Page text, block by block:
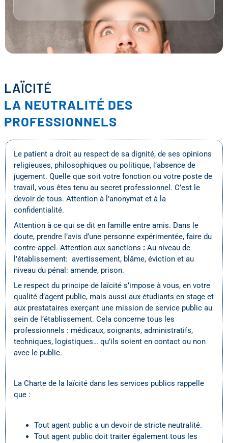
LAÏCITÉ
LA NEUTRALITÉ DES
PROFESSIONNELS
Le patient a droit au respect de sa dignité, de ses opinions
religieuses, philosophiques ou politique, l’absence de
jugement. Quelle que soit votre fonction ou votre poste de
travail, vous êtes tenu au secret professionnel. C’est le
devoir de tous. Attention à l’anonymat et à la
confidentialité.
Attention à ce qui se dit en famille entre amis. Dans le
doute, prendre l’avis d’une personne expérimentée, faire du
contre-appel. Attention aux sanctions : Au niveau de
l’établissement: avertissement, blâme, éviction et au
niveau du pénal: amende, prison.
Le respect du principe de laïcité s’impose à vous, en votre
qualité d’agent public, mais aussi aux étudiants en stage et
aux prestataires exerçant une mission de service public au
sein de l’établissement. Cela concerne tous les
professionnels : médicaux, soignants, administratifs,
techniques, logistiques… qu’ils soient en contact ou non
avec le public.
La Charte de la laïcité dans les services publics rappelle
que :
Tout agent public a un devoir de stricte neutralité.
Tout agent public doit traiter également tous les